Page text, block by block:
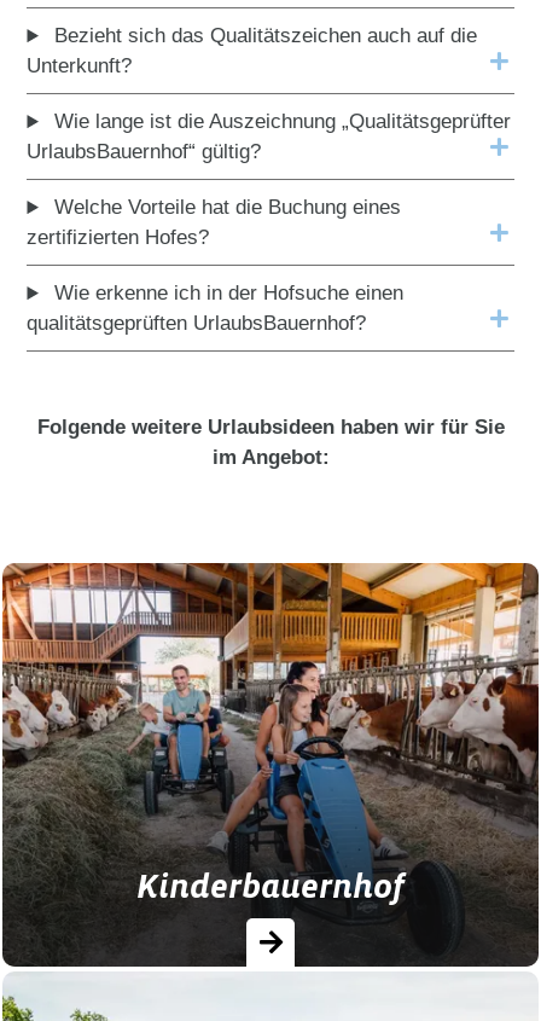
Bezieht sich das Qualitätszeichen auch auf die
Unterkunft?
Wie lange ist die Auszeichnung „Qualitätsgeprüfter
UrlaubsBauernhof“ gültig?
Welche Vorteile hat die Buchung eines
zertifizierten Hofes?
Wie erkenne ich in der Hofsuche einen
qualitätsgeprüften UrlaubsBauernhof?
Folgende weitere Urlaubsideen haben wir für Sie
im Angebot:
Kinderbauernhof